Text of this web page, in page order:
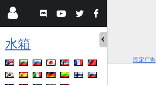
水箱
固定广告